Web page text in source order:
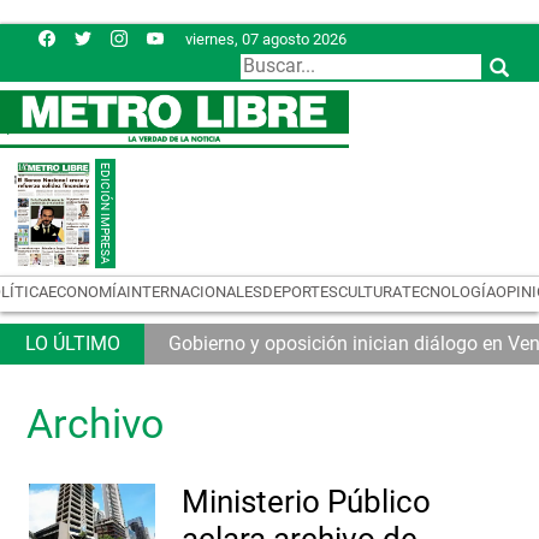
viernes, 07 agosto 2026
ECONOMÍAINTERNACIONALESDEPORTESCULTURATECNOLOGÍA
Gobierno y oposición inician diálogo en
Archivo
Ministerio Público